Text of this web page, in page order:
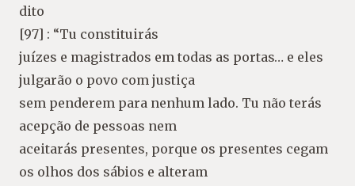
dito
[97] : “Tu constituirás
juízes e magistrados em todas as portas… e eles
julgarão o povo com justiça
sem penderem para nenhum lado. Tu não terás
acepção de pessoas nem
aceitarás presentes, porque os presentes cegam
os olhos dos sábios e alteram